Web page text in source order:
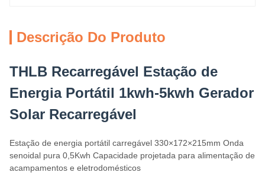
Descrição Do Produto
THLB Recarregável Estação de
Energia Portátil 1kwh-5kwh Gerador
Solar Recarregável
Estação de energia portátil carregável 330×172×215mm Onda
senoidal pura 0,5Kwh Capacidade projetada para alimentação de
acampamentos e eletrodomésticos